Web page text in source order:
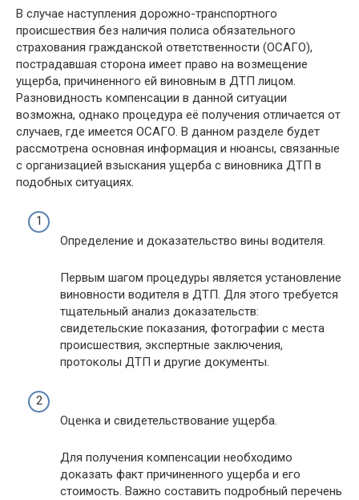
В случае наступления дорожно-транспортного
происшествия без наличия полиса обязательного
страхования гражданской ответственности (ОСАГО),
пострадавшая сторона имеет право на возмещение
ущерба, причиненного ей виновным в ДТП лицом.
Разновидность компенсации в данной ситуации
возможна, однако процедура её получения отличается от
случаев, где имеется ОСАГО. В данном разделе будет
рассмотрена основная информация и нюансы, связанные
с организацией взыскания ущерба с виновника ДТП в
подобных ситуациях.
Определение и доказательство вины водителя.
Первым шагом процедуры является установление
виновности водителя в ДТП. Для этого требуется
тщательный анализ доказательств:
свидетельские показания, фотографии с места
происшествия, экспертные заключения,
протоколы ДТП и другие документы.
Оценка и свидетельствование ущерба.
Для получения компенсации необходимо
доказать факт причиненного ущерба и его
стоимость. Важно составить подробный перечень